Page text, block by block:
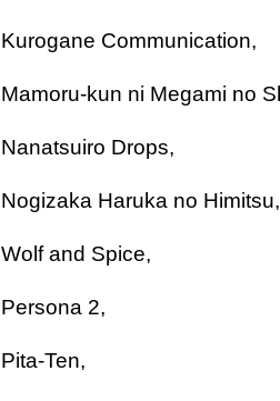
Kurogane Communication,
Mamoru-kun ni Megami no
Nanatsuiro Drops,
Nogizaka Haruka no Himitsu,
Wolf and Spice,
Persona 2,
Pita-Ten,